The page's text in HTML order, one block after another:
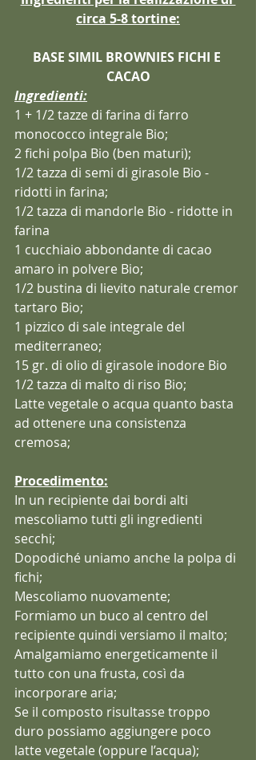
circa 5-8 tortine:
BASE SIMIL BROWNIES FICHI E
CACAO
Ingredienti:
1 + 1/2 tazze di farina di farro
monococco integrale Bio;
2 fichi polpa Bio (ben maturi);
1/2 tazza di semi di girasole Bio -
ridotti in farina;
1/2 tazza di mandorle Bio - ridotte in
farina
1 cucchiaio abbondante di cacao
amaro in polvere Bio;
1/2 bustina di lievito naturale cremor
tartaro Bio;
1 pizzico di sale integrale del
mediterraneo;
15 gr. di olio di girasole inodore Bio
1/2 tazza di malto di riso Bio;
Latte vegetale o acqua quanto basta
ad ottenere una consistenza
cremosa;
Procedimento:
In un recipiente dai bordi alti
mescoliamo tutti gli ingredienti
secchi;
Dopodiché uniamo anche la polpa di
fichi;
Mescoliamo nuovamente;
Formiamo un buco al centro del
recipiente quindi versiamo il malto;
Amalgamiamo energeticamente il
tutto con una frusta, così da
incorporare aria;
Se il composto risultasse troppo
duro possiamo aggiungere poco
latte vegetale (oppure l’acqua);